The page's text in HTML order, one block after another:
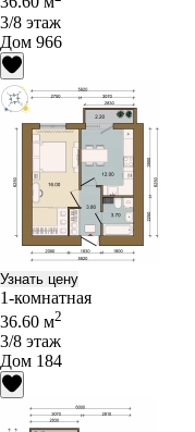
3/8 этаж
Дом 966
Узнать цену
1-комнатная
36.60 м2
3/8 этаж
Дом 184